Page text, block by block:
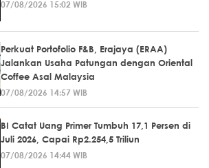
07/08/2026 15:02 WIB
Perkuat Portofolio F&B, Erajaya (ERAA)
Jalankan Usaha Patungan dengan Oriental
Coffee Asal Malaysia
07/08/2026 14:57 WIB
BI Catat Uang Primer Tumbuh 17,1 Persen di
Juli 2026, Capai Rp2.254,5 Triliun
07/08/2026 14:44 WIB